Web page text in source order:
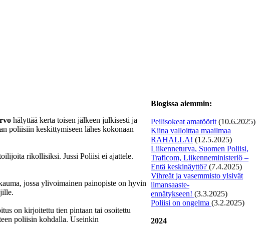
hälyttää kerta toisen jälkeen julkisesti ja
poliisiin keskittymiseen lähes kokonaan
rikollisiksi. Jussi Poliisi ei ajattele.
jossa ylivoimainen painopiste on hyvin
on kirjoitettu tien pintaan tai osoitettu
poliisin kohdalla. Useinkin
Blogissa aiemmin:
Peilisokeat amatöörit (10.6.2025)
Kiina valloittaa maailmaa
RAHALLA! (12.5.2025)
Liikenneturva, Suomen Poliisi,
Traficom, Liikenneministeriö –
Entä keskinäyttö? (7.4.2025)
Vihreät ja vasemmisto ylsivät
ilmansaaste-
ennätykseen! (3.3.2025)
Poliisi on ongelma (3.2.2025)
2024